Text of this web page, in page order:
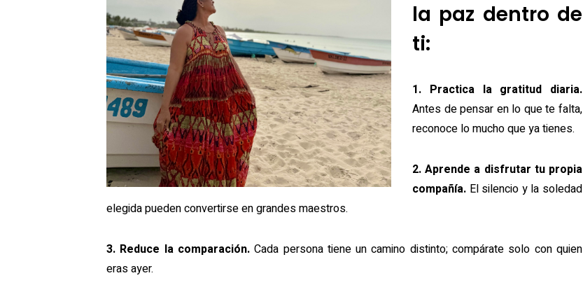
la paz dentro de
ti:
1. Practica la gratitud diaria.
Antes de pensar en lo que te falta,
reconoce lo mucho que ya tienes.
2. Aprende a disfrutar tu propia
compañía. El silencio y la soledad
elegida pueden convertirse en grandes maestros.
3. Reduce la comparación.Cada persona tiene un camino distinto; compárate solo con quien
eras ayer.